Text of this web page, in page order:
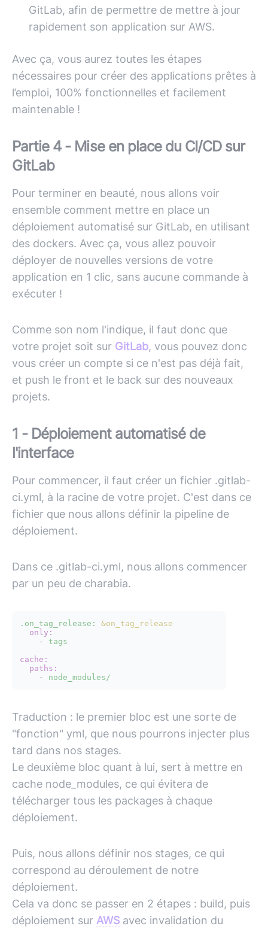
GitLab, afin de permettre de mettre à jour
rapidement son application sur AWS.
Avec ça, vous aurez toutes les étapes
nécessaires pour créer des applications prêtes à
l’emploi, 100% fonctionnelles et facilement
maintenable !
Partie 4 - Mise en place du CI/CD sur
GitLab
Pour terminer en beauté, nous allons voir
ensemble comment mettre en place un
déploiement automatisé sur GitLab, en utilisant
des dockers. Avec ça, vous allez pouvoir
déployer de nouvelles versions de votre
application en 1 clic, sans aucune commande à
exécuter !
Comme son nom l'indique, il faut donc que
votre projet soit sur GitLab, vous pouvez donc
vous créer un compte si ce n'est pas déjà fait,
et push le front et le back sur des nouveaux
projets.
1 - Déploiement automatisé de
l'interface
Pour commencer, il faut créer un fichier .gitlab-
ci.yml, à la racine de votre projet. C'est dans ce
fichier que nous allons définir la pipeline de
déploiement.
Dans ce .gitlab-ci.yml, nous allons commencer
par un peu de charabia.
.on_tag_release:
&on_tag_release
only:
-
tags
cache:
paths:
-
node_modules/
Traduction : le premier bloc est une sorte de
"fonction" yml, que nous pourrons injecter plus
tard dans nos stages.
Le deuxième bloc quant à lui, sert à mettre en
cache node_modules, ce qui évitera de
télécharger tous les packages à chaque
déploiement.
Puis, nous allons définir nos stages, ce qui
correspond au déroulement de notre
déploiement.
Cela va donc se passer en 2 étapes : build, puis
déploiement sur AWS avec invalidation du